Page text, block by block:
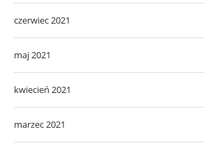
czerwiec 2021
maj 2021
kwiecień 2021
marzec 2021